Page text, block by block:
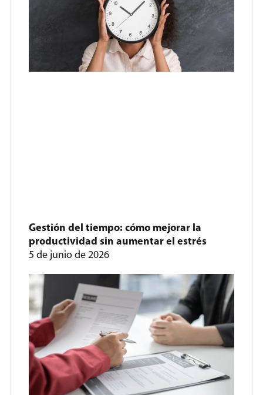
Gestión del tiempo: cómo mejorar la
productividad sin aumentar el estrés
5 de junio de 2026